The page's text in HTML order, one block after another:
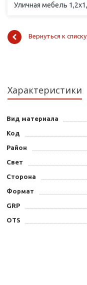
Уличная мебель
Вернуться к списку
Характеристики
Вид материала
Код
Район
Свет
Сторона
Формат
GRP
OTS